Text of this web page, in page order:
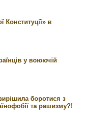
Конституції» в
у воюючій
боротися з
та рашизму?!